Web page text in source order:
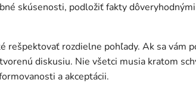
skúsenosti, podložiť fakty
rešpektovať rozdielne pohľady. Ak sa vám
diskusiu. Nie všetci musia kratom
a akceptácii.